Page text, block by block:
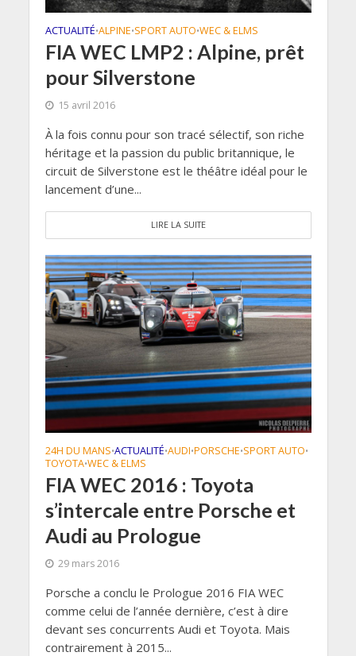
ACTUALITÉ•ALPINE•SPORT AUTO•WEC & ELMS
FIA WEC LMP2 : Alpine, prêt
pour Silverstone
15 avril 2016
À la fois connu pour son tracé sélectif, son riche
héritage et la passion du public britannique, le
circuit de Silverstone est le théâtre idéal pour le
lancement d’une...
LIRE LA SUITE
24H DU MANS•ACTUALITÉ•AUDI•PORSCHE•SPORT AUTO•
TOYOTA•WEC & ELMS
FIA WEC 2016 : Toyota
s’intercale entre Porsche et
Audi au Prologue
29 mars 2016
Porsche a conclu le Prologue 2016 FIA WEC
comme celui de l’année dernière, c’est à dire
devant ses concurrents Audi et Toyota. Mais
contrairement à 2015...